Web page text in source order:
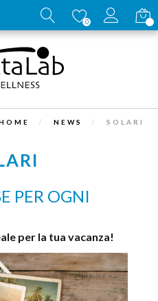
0
NEWS SOLARI
PER OGNI
per la tua vacanza!